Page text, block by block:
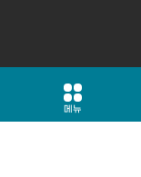
메뉴